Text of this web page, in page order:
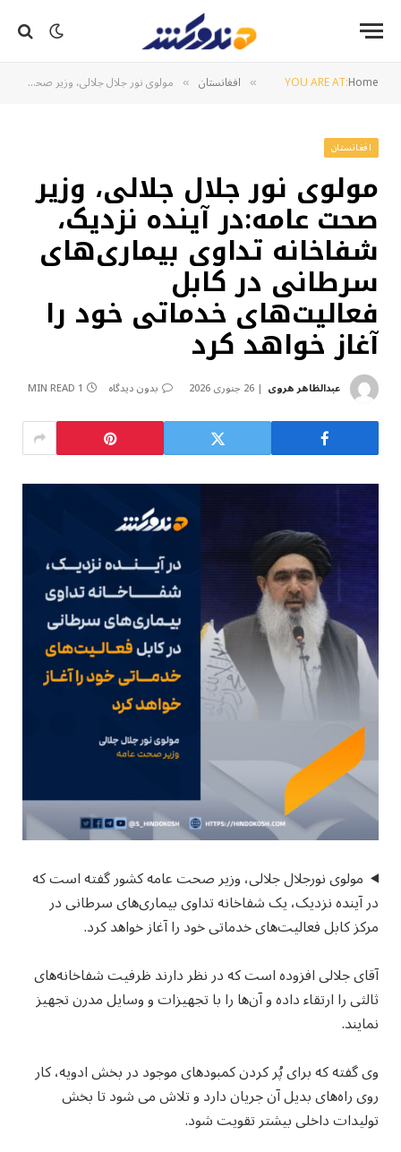
YOU ARE AT:Home
» افغانستان » مولوی نور جلال جلالی، وزیر صحت عامه:در آینده نزدیک، شفاخانه تداوی بیماری‌های سرطانی در کابل فعالیت‌های خدماتی خود را آغاز خواهد کرد
افغانستان
مولوی نور جلال جلالی، وزیر
صحت عامه:در آینده نزدیک،
شفاخانه تداوی بیماری‌های
سرطانی در کابل
فعالیت‌های خدماتی خود را
آغاز خواهد کرد
عبدالظاهر هروی 26 جنوری 2026 بدون دیدگاه 1 MIN READ
مولوی نورجلال جلالی، وزیر صحت عامه کشور گفته است که
در آینده نزدیک، یک شفاخانه تداوی بیماری‌های سرطانی در
مرکز کابل فعالیت‌های خدماتی خود را آغاز خواهد کرد.
آقای جلالی افزوده است که در نظر دارند ظرفیت شفاخانه‌های
ثالثی را ارتقاء داده و آن‌ها را با تجهیزات و وسایل مدرن تجهیز
نمایند.
وی گفته که برای پُر کردن کمبودهای موجود در بخش ادویه، کار
روی راه‌های بدیل آن جریان دارد و تلاش می شود تا بخش
تولیدات داخلی بیشتر تقویت شود.